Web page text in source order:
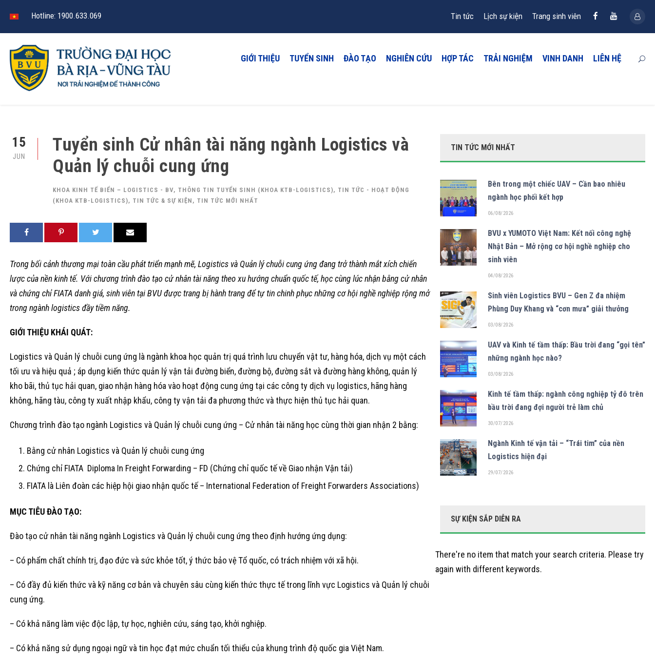
Hotline: 1900.633.069 Tin tức Lịch sự kiện Trang sinh viên
GIỚI THIỆU TUYỂN SINH ĐÀO TẠO NGHIÊN CỨU HỢP TÁC TRẢI NGHIỆM VINH DANH LIÊN HỆ
15
JUN
Tuyển sinh Cử nhân tài năng ngành Logistics và
Quản lý chuỗi cung ứng
KHOA KINH TẾ BIỂN – LOGISTICS - BV, THÔNG TIN TUYỂN SINH (KHOA KTB-LOGISTICS), TIN TỨC - HOẠT ĐỘNG
(KHOA KTB-LOGISTICS), TIN TỨC & SỰ KIỆN , TIN TỨC MỚI NHẤT
Trong bối cảnh thương mại toàn cầu phát triển mạnh mẽ, Logistics và Quản lý chuỗi cung ứng đang trở thành mắt xích chiến
lược của nền kinh tế. Với chương trình đào tạo cử nhân tài năng theo xu hướng chuẩn quốc tế, học cùng lúc nhận bằng cử nhân
và chứng chỉ FIATA danh giá, sinh viên tại BVU được trang bị hành trang để tự tin chinh phục những cơ hội nghề nghiệp rộng mở
trong ngành logistics đầy tiềm năng.
GIỚI THIỆU KHÁI QUÁT:
Logistics và Quản lý chuỗi cung ứng là ngành khoa học quản trị quá trình lưu chuyển vật tư, hàng hóa, dịch vụ một cách
tối ưu và hiệu quả ; áp dụng kiến thức quản lý vận tải đường biển, đường bộ, đường sắt và đường hàng không, quản lý
kho bãi, thủ tục hải quan, giao nhận hàng hóa vào hoạt động cung ứng tại các công ty dịch vụ logistics, hãng hàng
không, hãng tàu, công ty xuất nhập khẩu, công ty vận tải đa phương thức và thực hiện thủ tục hải quan.
Chương trình đào tạo ngành Logistics và Quản lý chuỗi cung ứng – Cử nhân tài năng học cùng thời gian nhận 2 bằng:
Bằng cử nhân Logistics và Quản lý chuỗi cung ứng
Chứng chỉ FIATA Diploma In Freight Forwarding – FD (Chứng chỉ quốc tế về Giao nhận Vận tải)
FIATA là Liên đoàn các hiệp hội giao nhận quốc tế – International Federation of Freight Forwarders Associations)
MỤC TIÊU ĐÀO TẠO:
Đào tạo cử nhân tài năng ngành Logistics và Quản lý chuỗi cung ứng theo định hướng ứng dụng:
– Có phẩm chất chính trị, đạo đức và sức khỏe tốt, ý thức bảo vệ Tổ quốc, có trách nhiệm với xã hội.
– Có đầy đủ kiến thức và kỹ năng cơ bản và chuyên sâu cùng kiến thức thực tế trong lĩnh vực Logistics và Quản lý chuỗi
cung ứng.
– Có khả năng làm việc độc lập, tự học, nghiên cứu, sáng tạo, khởi nghiệp.
– Có khả năng sử dụng ngoại ngữ và tin học đạt mức chuẩn tối thiểu của khung trình độ quốc gia Việt Nam.
TIN TỨC MỚI NHẤT
Bên trong một chiếc UAV – Cần bao nhiêu
ngành học phối kết hợp
06/08/2026
BVU x YUMOTO Việt Nam: Kết nối công nghệ
Nhật Bản – Mở rộng cơ hội nghề nghiệp cho
sinh viên
04/08/2026
Sinh viên Logistics BVU – Gen Z đa nhiệm
Phùng Duy Khang và “cơn mưa” giải thưởng
03/08/2026
UAV và Kinh tế tầm thấp: Bầu trời đang “gọi tên”
những ngành học nào?
03/08/2026
Kinh tế tầm thấp: ngành công nghiệp tỷ đô trên
bầu trời đang đợi người trẻ làm chủ
30/07/2026
Ngành Kinh tế vận tải – “Trái tim” của nền
Logistics hiện đại
29/07/2026
SỰ KIỆN SẮP DIỄN RA
There're no item that match your search criteria. Please try
again with different keywords.